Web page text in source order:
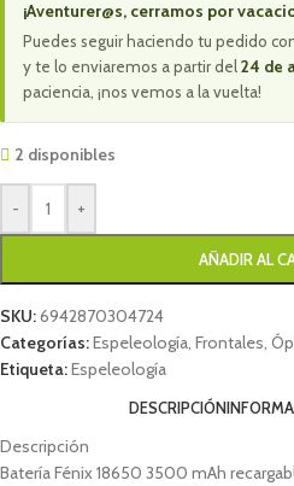
¡Aventurer@s, cerramos por
Puedes seguir haciendo tu pedido
y te lo enviaremos a partir del24 de
paciencia, ¡nos vemos a la vuelta!
2 disponibles
- +
AÑADIR AL
SKU:6942870304724
Categorías:Espeleología, Frontales,
Etiqueta:Espeleología
DESCRIPCIÓN
Descripción
Batería Fénix 18650 3500 mAh